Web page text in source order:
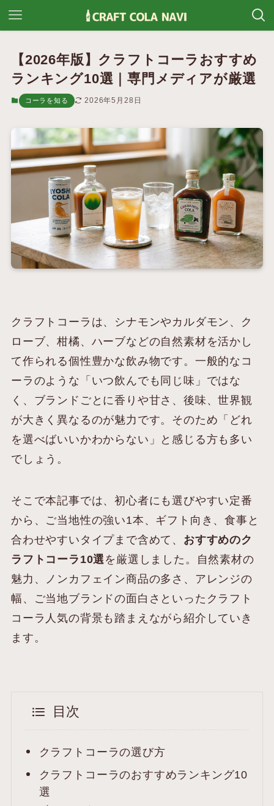
【2026年版】クラフトコーラおすすめ
ランキング10選｜専門メディアが厳選
コーラを知る 2026年5月28日
クラフトコーラは、シナモンやカルダモン、ク
ローブ、柑橘、ハーブなどの自然素材を活かし
て作られる個性豊かな飲み物です。一般的なコ
ーラのような「いつ飲んでも同じ味」ではな
く、ブランドごとに香りや甘さ、後味、世界観
が大きく異なるのが魅力です。そのため「どれ
を選べばいいかわからない」と感じる方も多い
でしょう。
そこで本記事では、初心者にも選びやすい定番
から、ご当地性の強い1本、ギフト向き、食事と
合わせやすいタイプまで含めて、 おすすめのク
ラフトコーラ10選を厳選しました。自然素材の
魅力、ノンカフェイン商品の多さ、アレンジの
幅、ご当地ブランドの面白さといったクラフト
コーラ人気の背景も踏まえながら紹介していき
ます。
目次
クラフトコーラの選び方
クラフトコーラのおすすめランキング10
選